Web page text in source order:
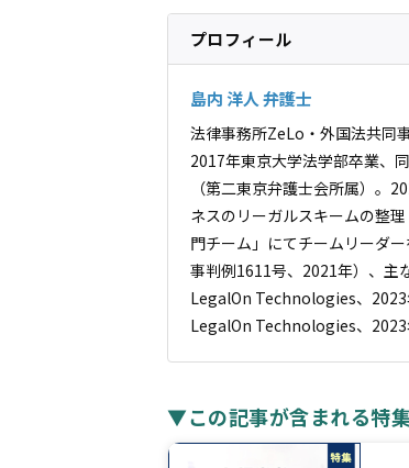
プロフィール
島内 洋人 弁護士
法律事務所ZeLo・外国法共同
2017年東京大学法学部卒業、
（第二東京弁護士会所属）。
ネスのリーガルスキームの整
門チーム」にてチームリーダ
事判例1611号、2021年）、主
LegalOn Technologies、
LegalOn Technologies、2023
▼この記事が含まれる特